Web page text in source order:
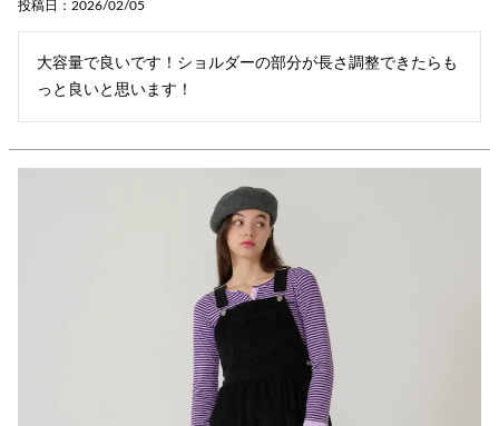
投稿日 2026/02/05
大容量で良いです！ショルダーの部分が長さ調整できたらも
っと良いと思います！